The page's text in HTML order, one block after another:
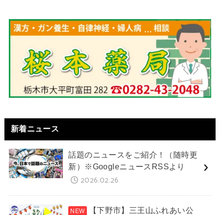
新着ニュース
話題のニュースをご紹介！（随時更
新）※GoogleニュースRSSより
2026.02.26
【下野市】三王山ふれあい公